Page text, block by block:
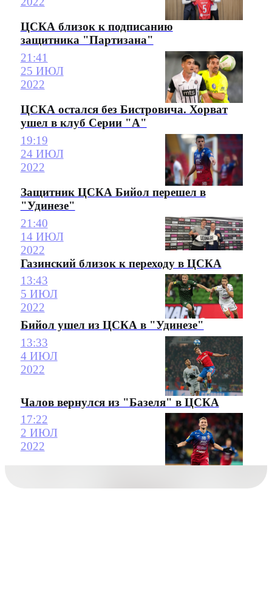
ЦСКА близок к подписанию
защитника "Партизана"
21:41
25 ИЮЛ
2022
ЦСКА остался без Бистровича. Хорват
ушел в клуб Серии "А"
19:19
24 ИЮЛ
2022
Защитник ЦСКА Бийол перешел в
"Удинезе"
21:40
14 ИЮЛ
2022
Газинский близок к переходу в ЦСКА
13:43
5 ИЮЛ
2022
Бийол ушел из ЦСКА в "Удинезе"
13:33
4 ИЮЛ
2022
Чалов вернулся из "Базеля" в ЦСКА
17:22
2 ИЮЛ
2022